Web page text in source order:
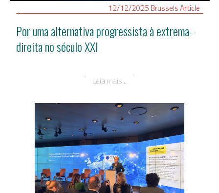
12/12/2025 BrusselsArticle
Por uma alternativa progressista à extrema-
direita no século XXI
Leia mais...